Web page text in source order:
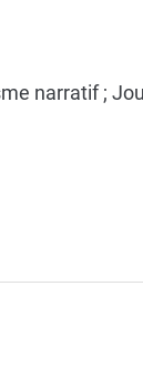
narratif ;